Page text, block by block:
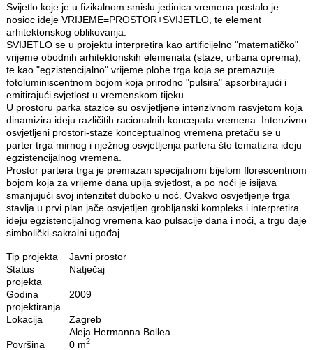
Svijetlo koje je u fizikalnom smislu jedinica vremena postalo je
nosioc ideje VRIJEME=PROSTOR+SVIJETLO, te element
arhitektonskog oblikovanja.
SVIJETLO se u projektu interpretira kao artificijelno "matematičko"
vrijeme obodnih arhitektonskih elemenata (staze, urbana oprema),
te kao "egzistencijalno" vrijeme plohe trga koja se premazuje
fotoluminiscentnom bojom koja prirodno "pulsira" apsorbirajući i
emitirajući svjetlost u vremenskom tijeku.
U prostoru parka stazice su osvijetljene intenzivnom rasvjetom koja
dinamizira ideju različitih racionalnih koncepata vremena. Intenzivno
osvjetljeni prostori-staze konceptualnog vremena pretaču se u
parter trga mirnog i nježnog osvjetljenja partera što tematizira ideju
egzistencijalnog vremena.
Prostor partera trga je premazan specijalnom bijelom florescentnom
bojom koja za vrijeme dana upija svjetlost, a po noći je isijava
smanjujući svoj intenzitet duboko u noć. Ovakvo osvjetljenje trga
stavlja u prvi plan jače osvjetljen grobljanski kompleks i interpretira
ideju egzistencijalnog vremena kao pulsacije dana i noći, a trgu daje
simbolički-sakralni ugođaj.
Tip projekta
Javni prostor
Status
projekta
Natječaj
Godina
projektiranja
2009
Lokacija
Zagreb
Aleja Hermanna Bollea
Površina
0 m2